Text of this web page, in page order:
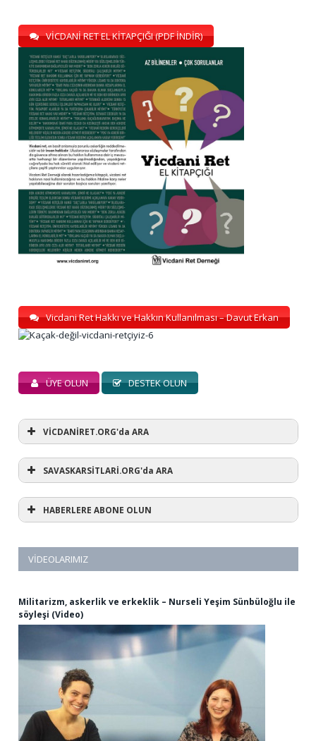
VİCDANİ RET EL KİTAPÇIĞI (PDF İNDİR)
Vicdani Ret Hakkı ve Hakkın Kullanılması – Davut Erkan
ÜYE OLUN DESTEK OLUN
VİCDANİRET.ORG'da ARA
SAVASKARSİTLARİ.ORG'da ARA
HABERLERE ABONE OLUN
VIDEOLARIMIZ
Militarizm, askerlik ve erkeklik – Nurseli Yeşim Sünbüloğlu ile
söyleşi (Video)